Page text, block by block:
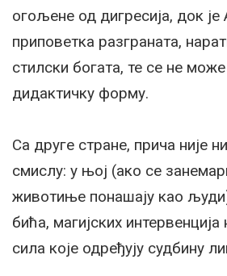
огољене од дигресија, док
приповетка разграната,
стилски богата, те се не
дидактичку форму.
Са друге стране, прича није
смислу: у њој (ако се
животиње понашају као
бића, магијских
сила које одређују судбину